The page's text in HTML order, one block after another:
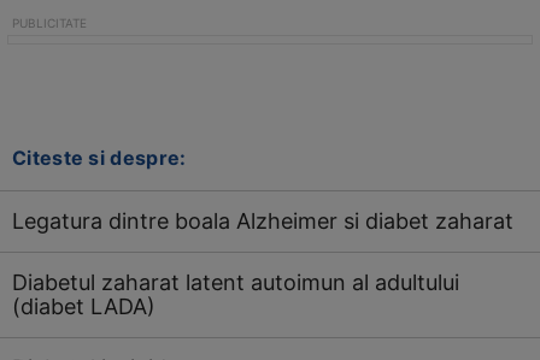
Citeste si despre:
Legatura dintre boala Alzheimer si diabet zaharat
Diabetul zaharat latent autoimun al adultului
(diabet LADA)